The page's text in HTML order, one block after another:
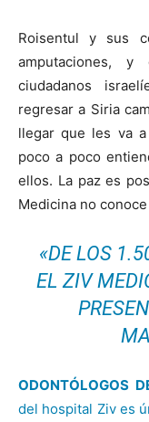
Roisentul y sus
amputaciones,
ciudadanos
regresar a Siria
llegar que les va
poco a poco
ellos. La paz es
Medicina no
«DE LOS
EL ZIV
ODONTÓLOGOS
del hospital Ziv es